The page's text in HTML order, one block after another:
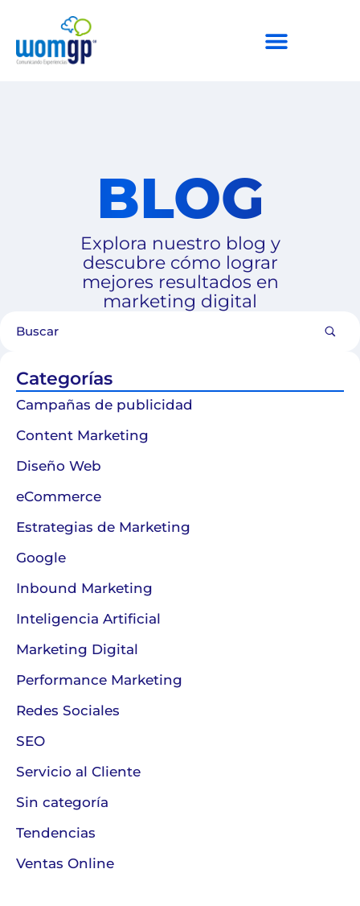
BLOG
Explora nuestro blog y
descubre cómo lograr
mejores resultados en
marketing digital
Categorías
Campañas de publicidad
Content Marketing
Diseño Web
eCommerce
Estrategias de Marketing
Google
Inbound Marketing
Inteligencia Artificial
Marketing Digital
Performance Marketing
Redes Sociales
SEO
Servicio al Cliente
Sin categoría
Tendencias
Ventas Online